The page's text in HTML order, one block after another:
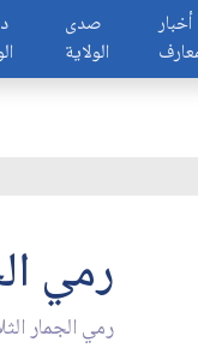
صدى
الولاية
أخبار
رمي
رمي الجمار